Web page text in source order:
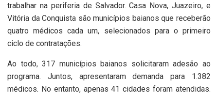
trabalhar na periferia de Salvador. Casa Nova, Juazeiro, e
Vitória da Conquista são municípios baianos que receberão
quatro médicos cada um, selecionados para o primeiro
ciclo de contratações.
Ao todo, 317 municípios baianos solicitaram adesão ao
programa. Juntos, apresentaram demanda para 1.382
médicos. No entanto, apenas 41 cidades foram atendidas.